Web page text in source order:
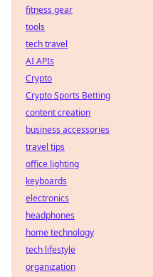
fitness gear
tools
tech travel
AI APIs
Crypto
Crypto Sports Betting
content creation
business accessories
travel tips
office lighting
keyboards
electronics
headphones
home technology
tech lifestyle
organization